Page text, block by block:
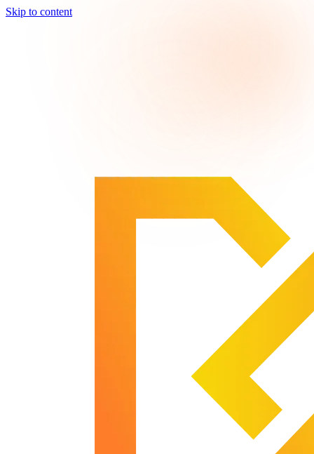
Skip to content